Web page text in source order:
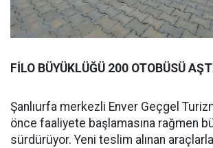
FİLO BÜYÜKLÜĞÜ 200 OTOBÜSÜ
Şanlıurfa merkezli Enver Geçgel
önce faaliyete başlamasına rağmen
sürdürüyor. Yeni teslim alınan